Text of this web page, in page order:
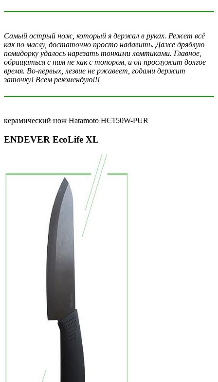
Самый острый нож, который я держал в руках. Режет всё
как по маслу, достаточно просто надавить. Даже дряблую
помидорку удалось нарезать тонкими ломтиками. Главное,
обращаться с ним не как с топором, и он прослужит долгое
время. Во-первых, лезвие не ржавеет, годами держит
заточку! Всем рекомендую!!!
керамический нож Hatamoto HC150W-PUR
ENDEVER EcoLife XL